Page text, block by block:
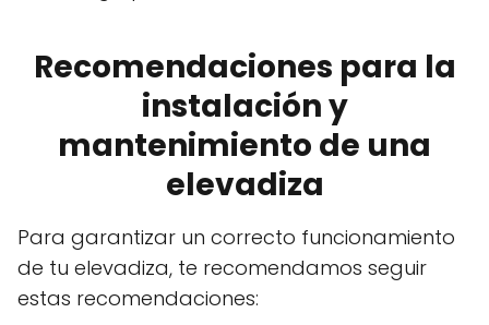
Recomendaciones para la
instalación y
mantenimiento de una
elevadiza
Para garantizar un correcto funcionamiento
de tu elevadiza, te recomendamos seguir
estas recomendaciones: